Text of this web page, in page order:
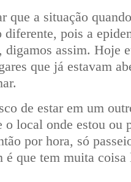
que a situação
diferente, pois a
digamos assim. Hoje
que já estavam
de estar em um
o local onde estou ou
por hora, só
é que tem muita coisa